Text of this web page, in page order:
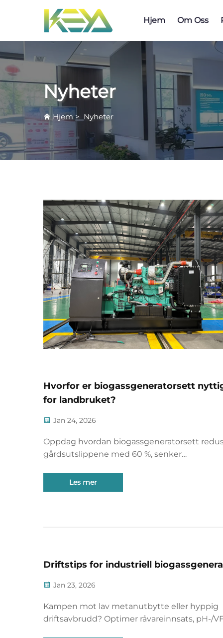
Hjem Om Oss
Nyheter
Hjem> Nyheter
Hvorfor er biogassgeneratorsett
for landbruket?
Jan 24, 2026
Oppdag hvordan biogassgeneratorsett
gårdsutslippene med 60 %, senker
gjødsel til inntekt samt premium-gjødsel fra
digestat. Se på virkelig avkastning på
Les mer
Driftstips for industriell
Jan 23, 2026
Kampen mot lav metanutbytte eller hyppig
driftsavbrudd? Optimer råvareinnsats, pH-/